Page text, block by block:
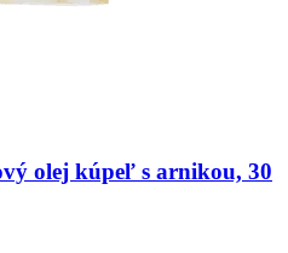
olej kúpeľ s arnikou, 30